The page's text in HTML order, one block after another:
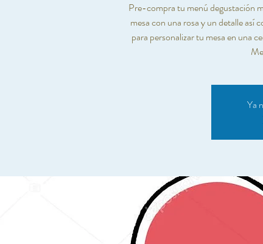
Pre-compra tu menú degustación
mesa con una rosa y un detalle así
para personalizar tu mesa en una
Ya